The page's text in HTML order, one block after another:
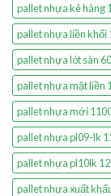
pallet nhựa kê hàng
pallet nhựa liền khối
pallet nhựa lót sàn
pallet nhựa mặt liền
pallet nhựa mới
pallet nhựa pl09-lk
pallet nhựa pl10lk
pallet nhựa xuất